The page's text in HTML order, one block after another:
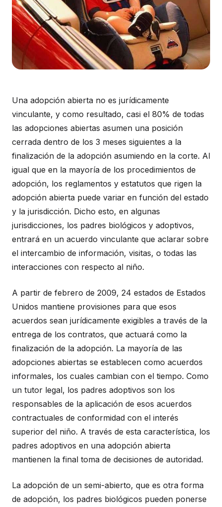
Una adopción abierta no es jurídicamente
vinculante, y como resultado, casi el 80% de todas
las adopciones abiertas asumen una posición
cerrada dentro de los 3 meses siguientes a la
finalización de la adopción asumiendo en la corte. Al
igual que en la mayoría de los procedimientos de
adopción, los reglamentos y estatutos que rigen la
adopción abierta puede variar en función del estado
y la jurisdicción. Dicho esto, en algunas
jurisdicciones, los padres biológicos y adoptivos,
entrará en un acuerdo vinculante que aclarar sobre
el intercambio de información, visitas, o todas las
interacciones con respecto al niño.
A partir de febrero de 2009, 24 estados de Estados
Unidos mantiene provisiones para que esos
acuerdos sean jurídicamente exigibles a través de la
entrega de los contratos, que actuará como la
finalización de la adopción. La mayoría de las
adopciones abiertas se establecen como acuerdos
informales, los cuales cambian con el tiempo. Como
un tutor legal, los padres adoptivos son los
responsables de la aplicación de esos acuerdos
contractuales de conformidad con el interés
superior del niño. A través de esta característica, los
padres adoptivos en una adopción abierta
mantienen la final toma de decisiones de autoridad.
La adopción de un semi-abierto, que es otra forma
de adopción, los padres biológicos pueden ponerse